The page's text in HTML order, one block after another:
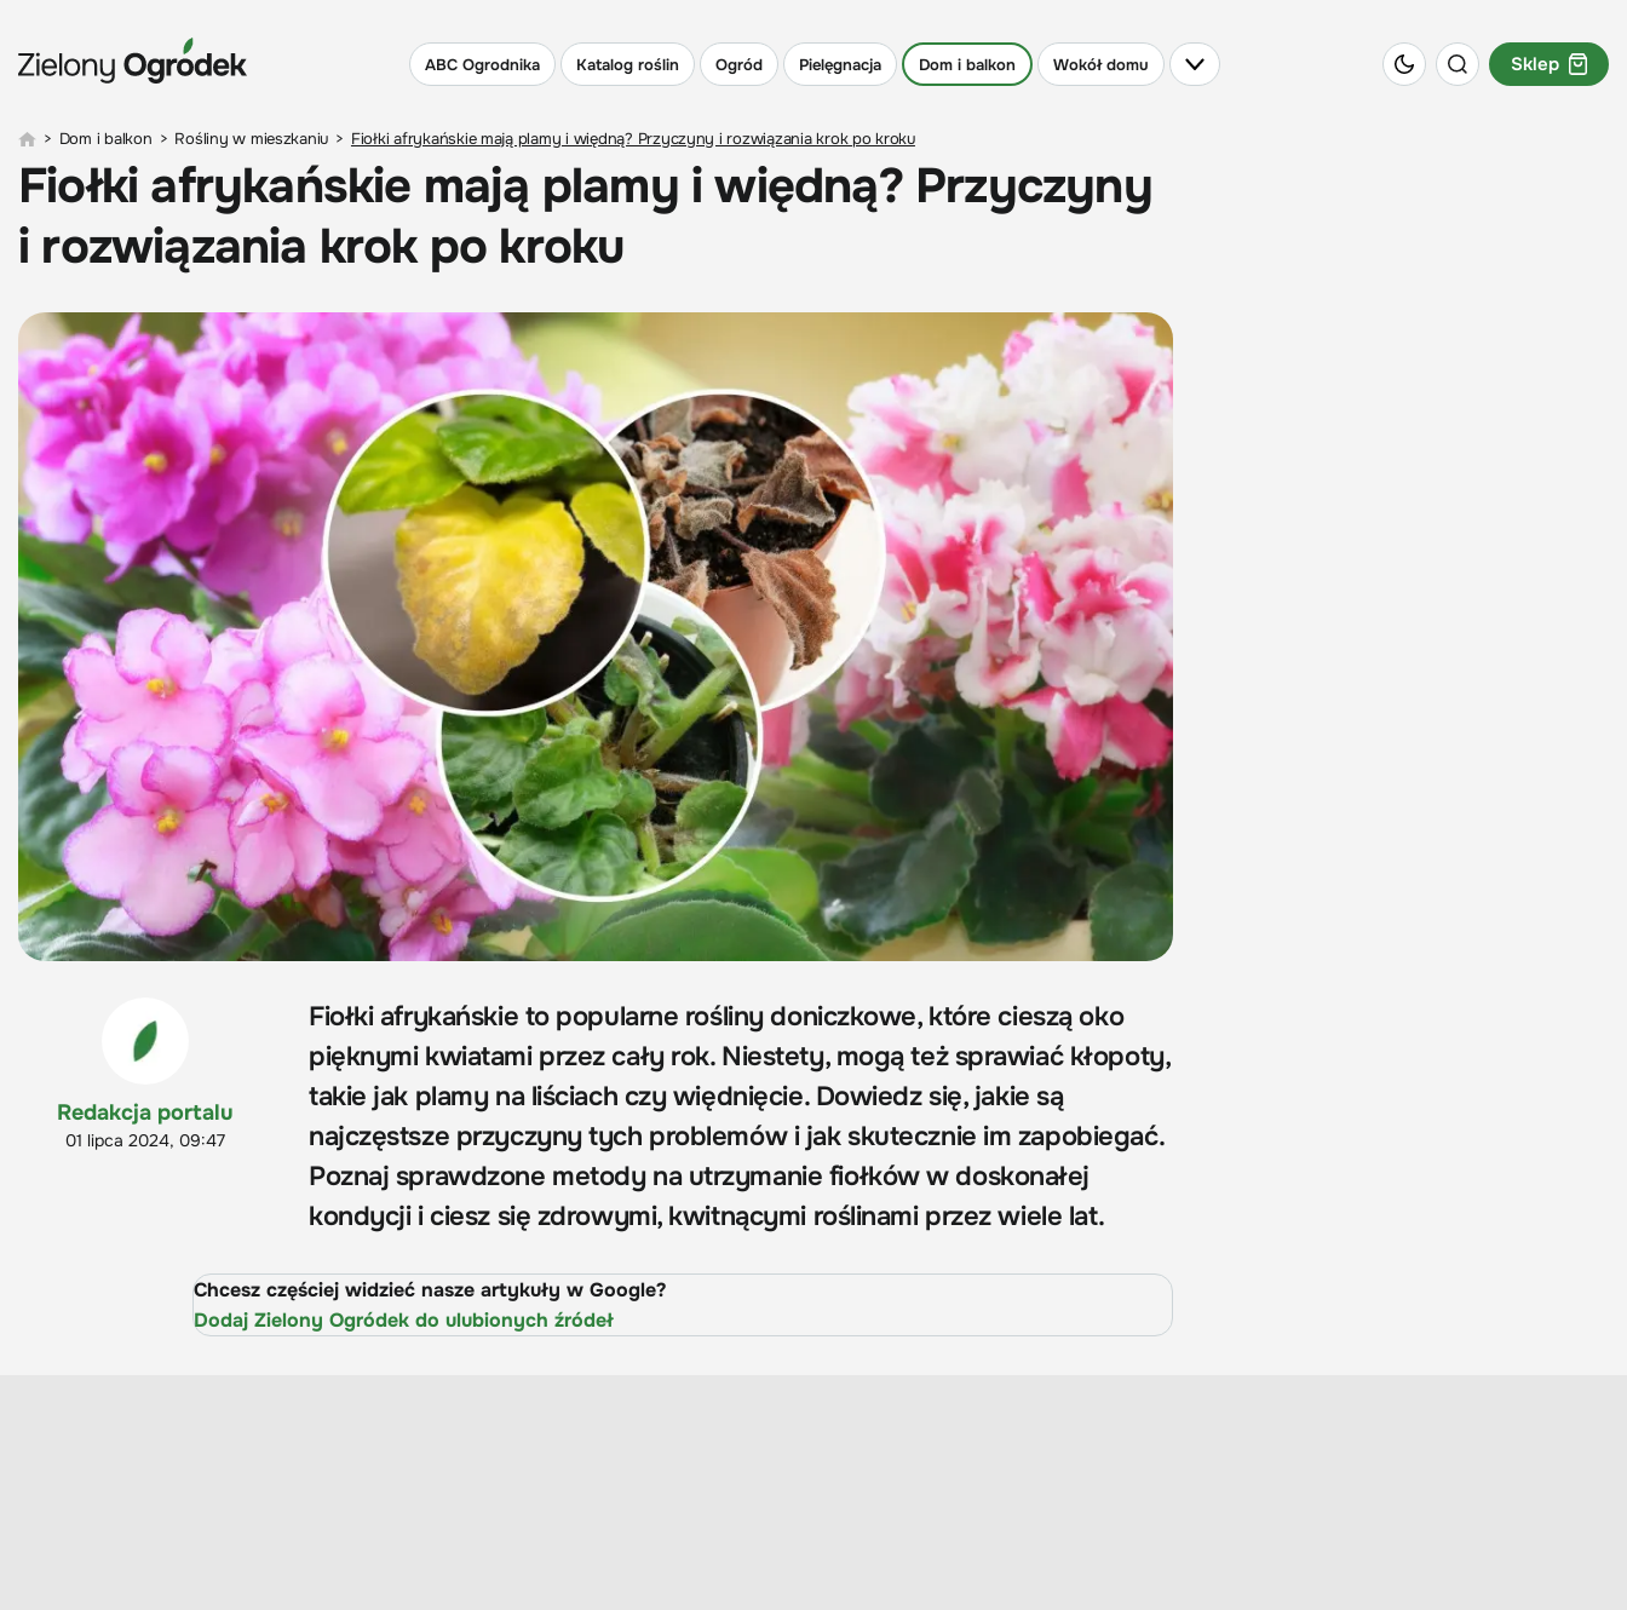
ABC Ogrodnika Katalog roślin Ogród Pielęgnacja Dom i balkon Wokół domu Sklep
> Dom i balkon > Rośliny w mieszkaniu > Fiołki afrykańskie mają plamy i więdną? Przyczyny i rozwiązania krok po kroku
Fiołki afrykańskie mają plamy i więdną? Przyczyny
i rozwiązania krok po kroku
Redakcja portalu
01 lipca 2024, 09:47
Fiołki afrykańskie to popularne rośliny doniczkowe, które cieszą oko
pięknymi kwiatami przez cały rok. Niestety, mogą też sprawiać kłopoty,
takie jak plamy na liściach czy więdnięcie. Dowiedz się, jakie są
najczęstsze przyczyny tych problemów i jak skutecznie im zapobiegać.
Poznaj sprawdzone metody na utrzymanie fiołków w doskonałej
kondycji i ciesz się zdrowymi, kwitnącymi roślinami przez wiele lat.
Chcesz częściej widzieć nasze artykuły w Google?
Dodaj Zielony Ogródek do ulubionych źródeł